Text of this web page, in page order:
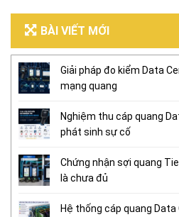
BÀI VIẾT MỚI
Giải pháp đo kiểm Data
mạng quang
Nghiệm thu cáp quang
phát sinh sự cố
Chứng nhận sợi quang
là chưa đủ
Hệ thống cáp quang